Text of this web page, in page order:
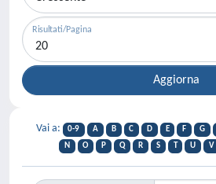
Risultati/Pagina
Vai a: 0-9 A B C D E F G
N
O P Q R S T U V